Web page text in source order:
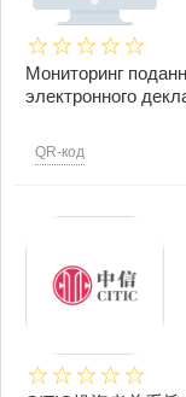
Мониторинг
электронного
QR-код